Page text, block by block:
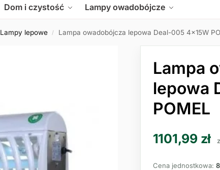
Dom i czystość Lampy owadobójcze
Lampy lepowe / Lampa owadobójcza lepowa Deal-005 4x15W
Lampa
lepowa
POMEL
1101,99 zł
Cena jednostkowa: